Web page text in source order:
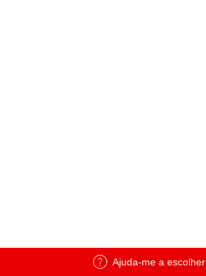
Ajuda-me a escolher